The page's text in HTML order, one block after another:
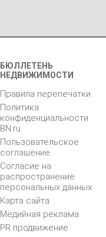
БЮЛЛЕТЕНЬ
НЕДВИЖИМОСТИ
Правила перепечатки
Политика
конфиденциальности
BN.ru
Пользовательское
соглашение
Согласие на
распространение
персональных данных
Карта сайта
Медийная реклама
PR продвижение